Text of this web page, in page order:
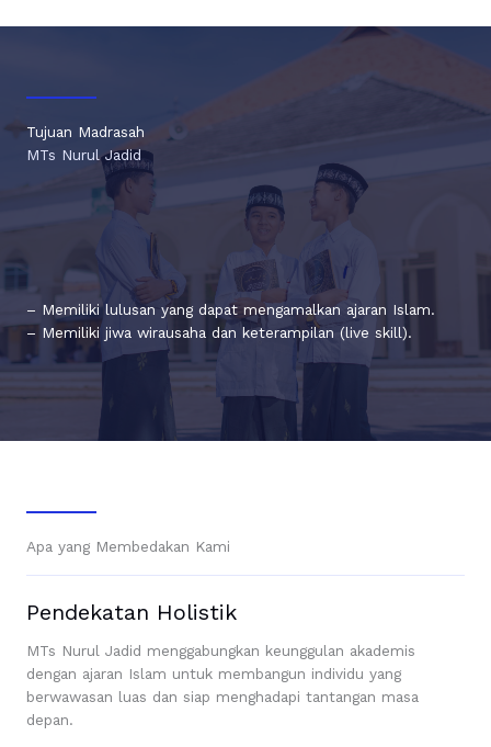
Tujuan Madrasah
MTs Nurul Jadid
– Memiliki lulusan yang dapat mengamalkan ajaran Islam.
– Memiliki jiwa wirausaha dan keterampilan (live skill).
Apa yang Membedakan Kami
Pendekatan Holistik
MTs Nurul Jadid menggabungkan keunggulan akademis
dengan ajaran Islam untuk membangun individu yang
berwawasan luas dan siap menghadapi tantangan masa
depan.